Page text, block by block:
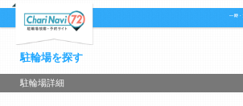
駐輪場を探す
駐輪場詳細